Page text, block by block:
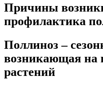
Причины
профилактика
Поллиноз –
возникающая на
растений